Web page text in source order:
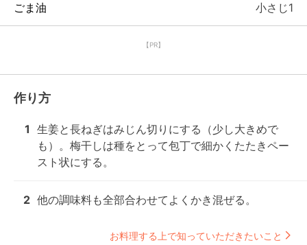
ごま油 小さじ1
【PR】
作り方
1 生姜と長ねぎはみじん切りにする（少し大きめで
も）。梅干しは種をとって包丁で細かくたたきペー
スト状にする。
2 他の調味料も全部合わせてよくかき混ぜる。
お料理する上で知っていただきたいこと